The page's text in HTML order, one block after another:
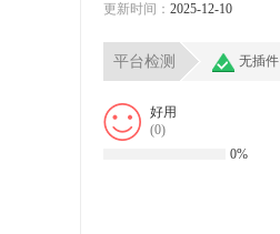
更新时间： 2025-12-10
平台检测 无插件
好用
(0)
0%